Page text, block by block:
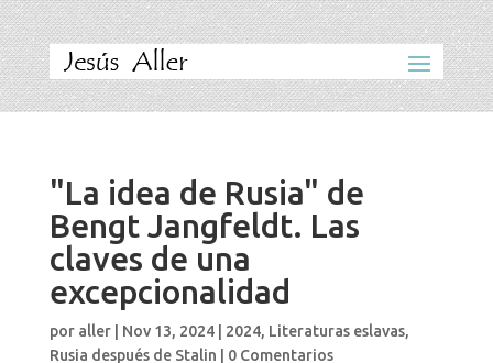
"La idea de Rusia" de
Bengt Jangfeldt. Las
claves de una
excepcionalidad
por aller| Nov 13, 2024| 2024, Literaturas eslavas,
Rusia después de Stalin
0 Comentarios